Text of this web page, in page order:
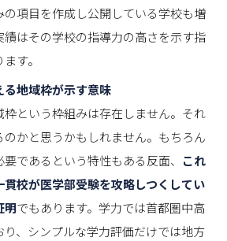
の項目を作成し公開している学校も増
績はその学校の指導力の高さを示す指
す。
る地域枠が示す意味
という枠組みは存在しません。それ
のかと思うかもしれません。もちろん
であるという特性もある反面、 これ
貫校が医学部受験を攻略しつくしてい
明でもあります。学力では首都圏中高
り、シンプルな学力評価だけでは地方